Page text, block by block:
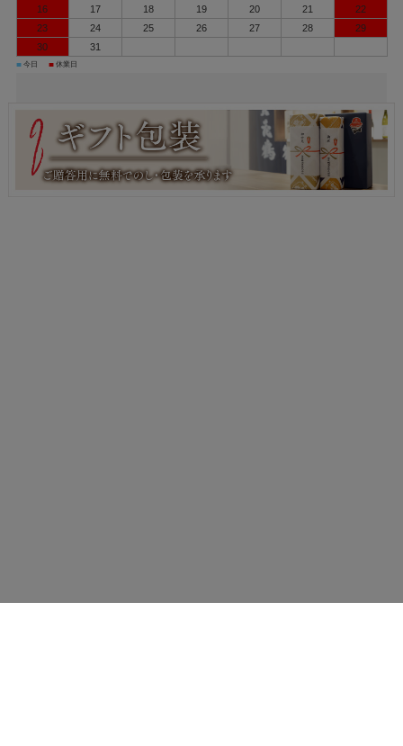
16
17 18 19 20 21
22
23
24 25 26 27 28
29
30
31
■ 今日 ■ 休業日